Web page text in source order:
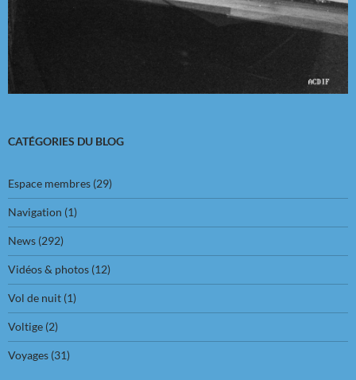
CATÉGORIES DU BLOG
Espace membres (29)
Navigation (1)
News (292)
Vidéos & photos (12)
Vol de nuit (1)
Voltige (2)
Voyages (31)